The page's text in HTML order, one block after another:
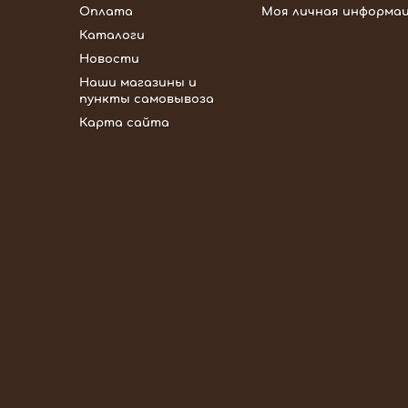
Оплата
Каталоги
Новости
Наши магазины и
пункты самовывоза
Карта сайта
Моя личная